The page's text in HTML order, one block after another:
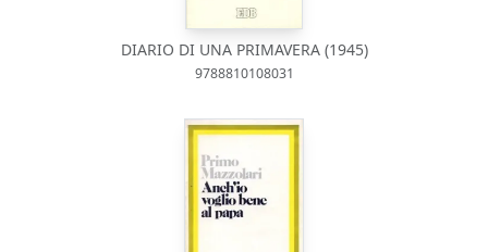
DIARIO DI UNA PRIMAVERA (1945)
9788810108031